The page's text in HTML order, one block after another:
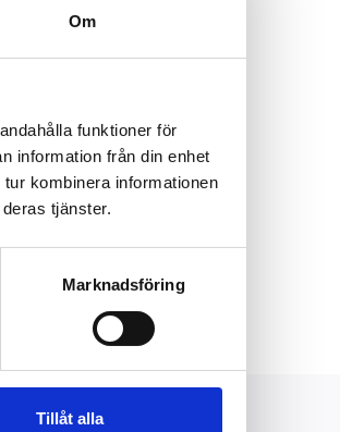
Om
funktioner för
information från din enhet
kombinera informationen
tjänster.
Marknadsföring
Tillåt alla